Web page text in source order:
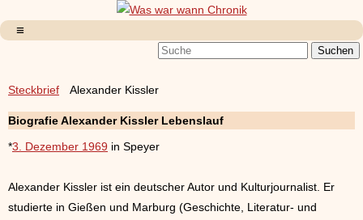
Steckbrief Alexander Kissler
Biografie Alexander Kissler Lebenslauf
*3. Dezember 1969 in Speyer
Alexander Kissler ist ein deutscher Autor und Kulturjournalist. Er
studierte in Gießen und Marburg (Geschichte, Literatur- und